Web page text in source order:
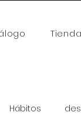
Tienda
Hábitos